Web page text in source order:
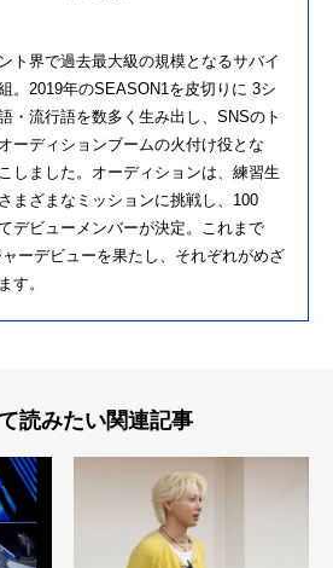
ト界で過去最大級の規模となるサバイ
。2019年のSEASON1を皮切りに 3シ
・流行語を数多く生み出し、SNSのト
ーディションブームの火付け役とな
しました。オーディションは、練習生
まざまなミッションに挑戦し、100
デビューメンバーが決定。これまで
ーデビューを果たし、それぞれがめざ
す。
読みたい関連記事